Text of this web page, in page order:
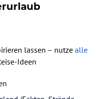
lassen – nutze alle
Ideen